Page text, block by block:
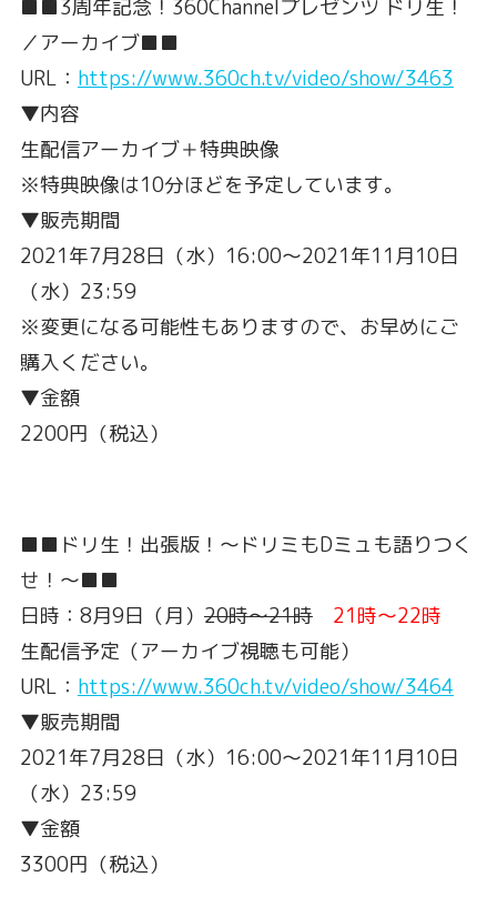
■■3周年記念！360Channelプレゼンツ ドリ生！
／アーカイブ■■
URL： https://www.360ch.tv/video/show/3463
▼内容
生配信アーカイブ＋特典映像
※特典映像は10分ほどを予定しています。
▼販売期間
2021年7月28日（水）16:00〜2021年11月10日
（水）23:59
※変更になる可能性もありますので、お早めにご
購入ください。
▼金額
2200円（税込）
■■ドリ生！出張版！～ドリミもDミュも語りつく
せ！～■■
日時：8月9日（月） 20時～21時
21時～22時
生配信予定（アーカイブ視聴も可能）
URL： https://www.360ch.tv/video/show/3464
▼販売期間
2021年7月28日（水）16:00〜2021年11月10日
（水）23:59
▼金額
3300円（税込）